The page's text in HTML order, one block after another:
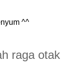
^^
raga otak